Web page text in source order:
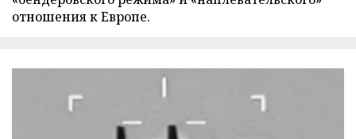
отношения к Европе.